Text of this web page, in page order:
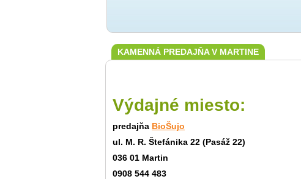
KAMENNÁ PREDAJŇA V MARTINE
Výdajné miesto:
predajňa BioŠujo
ul. M. R. Štefánika 22 (Pasáž 22)
036 01 Martin
0908 544 483